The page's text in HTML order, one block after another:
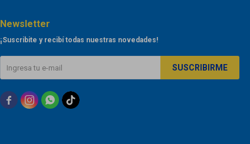
Newsletter
¡Suscribite y recibí todas nuestras novedades!
SUSCRIBIRME
  